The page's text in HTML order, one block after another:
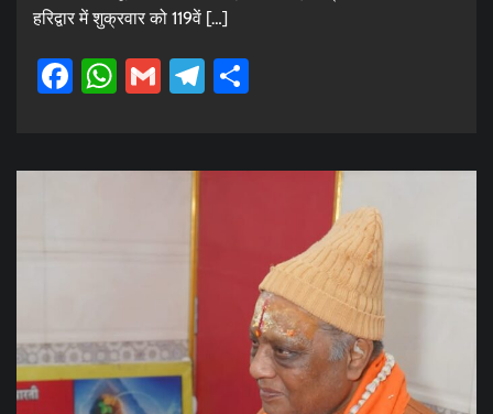
हरिद्वार में शुक्रवार को 119वें […]
Facebook
WhatsApp
GmailTelegram